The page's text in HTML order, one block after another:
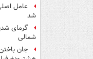
عامل
شد
گرمای
شمالی
جان